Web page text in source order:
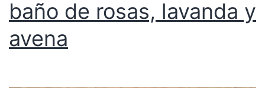
baño de rosas, lavanda y
avena